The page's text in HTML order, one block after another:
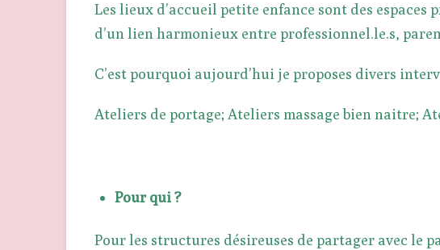
Les lieux d’accueil petite enfance sont des
d’un lien harmonieux entre professionnel.le.s,
C’est pourquoi aujourd’hui je proposes divers
Ateliers de portage; Ateliers massage bien naitre;
Pour qui ?
Pour les structures désireuses de partager avec le